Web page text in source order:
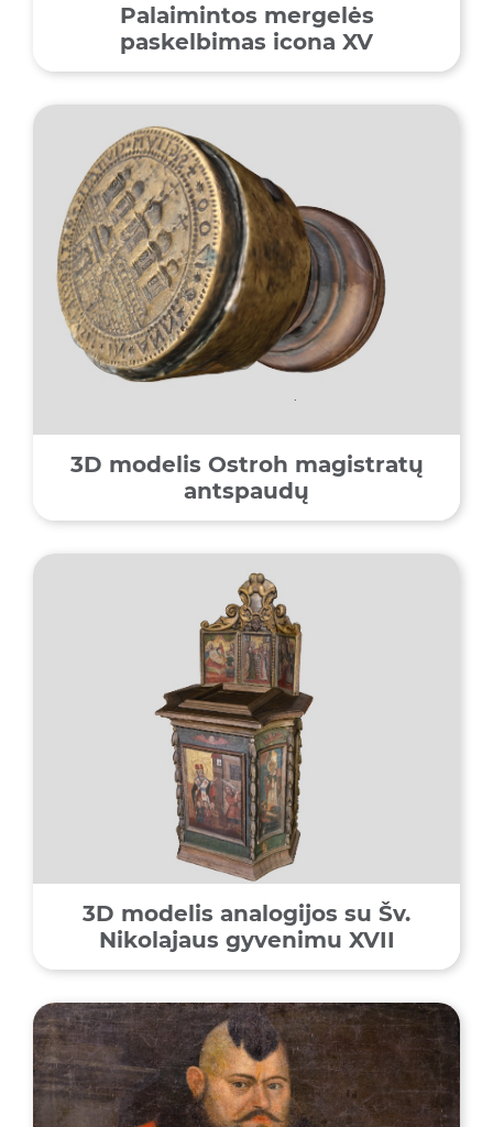
Palaimintos mergelės
paskelbimas icona XV
3D modelis Ostroh magistratų
antspaudų
3D modelis analogijos su Šv.
Nikolajaus gyvenimu XVII